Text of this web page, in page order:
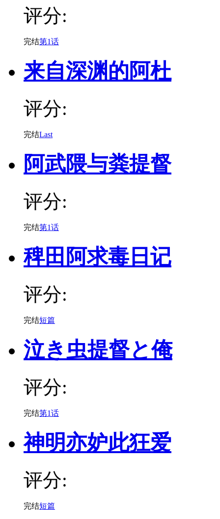
评分:
完结第1话
来自深渊的阿杜
评分:
完结Last
阿武隈与粪提督
评分:
完结第1话
稗田阿求毒日记
评分:
完结短篇
泣き虫提督と俺
评分:
完结第1话
神明亦妒此狂爱
评分:
完结短篇